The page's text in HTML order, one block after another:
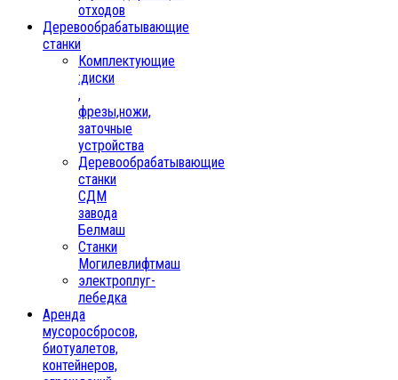
отходов
Деревообрабатывающие
станки
Комплектующие
:диски
,
фрезы,ножи,
заточные
устройства
Деревообрабатывающие
станки
СДМ
завода
Белмаш
Станки
Могилевлифтмаш
электроплуг-
лебедка
Аренда
мусоросбросов,
биотуалетов,
контейнеров,